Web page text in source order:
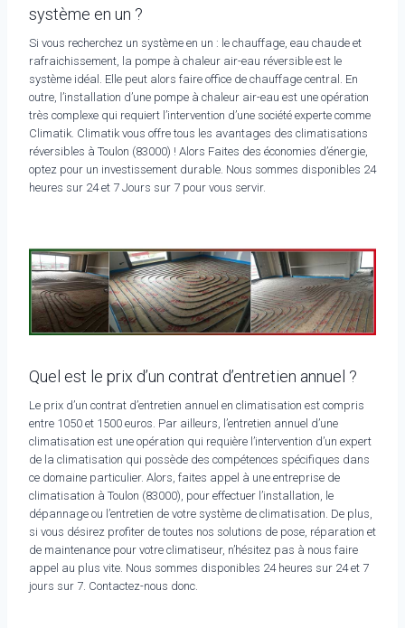
système en un ?
Si vous recherchez un système en un : le chauffage, eau chaude et
rafraichissement, la pompe à chaleur air-eau réversible est le
système idéal. Elle peut alors faire office de chauffage central. En
outre, l’installation d’une pompe à chaleur air-eau est une opération
très complexe qui requiert l’intervention d’une société experte comme
Climatik. Climatik vous offre tous les avantages des climatisations
réversibles à Toulon (83000) ! Alors Faites des économies d’énergie,
optez pour un investissement durable. Nous sommes disponibles 24
heures sur 24 et 7 Jours sur 7 pour vous servir.
Quel est le prix d’un contrat d’entretien annuel ?
Le prix d’un contrat d’entretien annuel en climatisation est compris
entre 1050 et 1500 euros. Par ailleurs, l’entretien annuel d’une
climatisation est une opération qui requière l’intervention d’un expert
de la climatisation qui possède des compétences spécifiques dans
ce domaine particulier. Alors, faites appel à une entreprise de
climatisation à Toulon (83000), pour effectuer l’installation, le
dépannage ou l’entretien de votre système de climatisation. De plus,
si vous désirez profiter de toutes nos solutions de pose, réparation et
de maintenance pour votre climatiseur, n’hésitez pas à nous faire
appel au plus vite. Nous sommes disponibles 24 heures sur 24 et 7
jours sur 7. Contactez-nous donc.